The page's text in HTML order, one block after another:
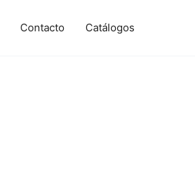
Contacto Catálogos